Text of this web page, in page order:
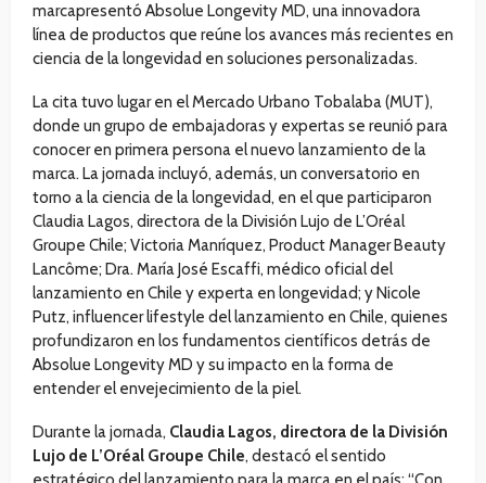
marcapresentó Absolue Longevity MD, una innovadora
línea de productos que reúne los avances más recientes en
ciencia de la longevidad en soluciones personalizadas.
La cita tuvo lugar en el Mercado Urbano Tobalaba (MUT),
donde un grupo de embajadoras y expertas se reunió para
conocer en primera persona el nuevo lanzamiento de la
marca. La jornada incluyó, además, un conversatorio en
torno a la ciencia de la longevidad, en el que participaron
Claudia Lagos, directora de la División Lujo de L’Oréal
Groupe Chile; Victoria Manríquez, Product Manager Beauty
Lancôme; Dra. María José Escaffi, médico oficial del
lanzamiento en Chile y experta en longevidad; y Nicole
Putz, influencer lifestyle del lanzamiento en Chile, quienes
profundizaron en los fundamentos científicos detrás de
Absolue Longevity MD y su impacto en la forma de
entender el envejecimiento de la piel.
Durante la jornada, Claudia Lagos, directora de la División
Lujo de L’Oréal Groupe Chile, destacó el sentido